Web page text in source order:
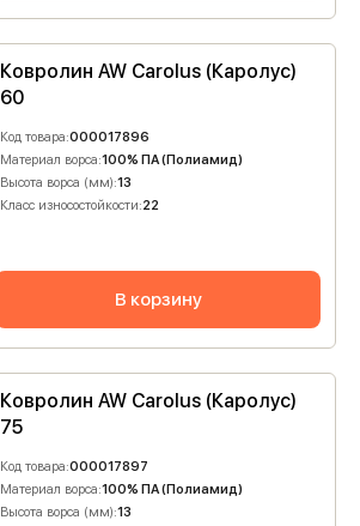
Ковролин AW Carolus (Каролус)
60
Код товара:000017896
Материал ворса:100% ПА (Полиамид)
Высота ворса (мм):13
Класс износостойкости:22
В корзину
Ковролин AW Carolus (Каролус)
75
Код товара:000017897
Материал ворса:100% ПА (Полиамид)
Высота ворса (мм):13